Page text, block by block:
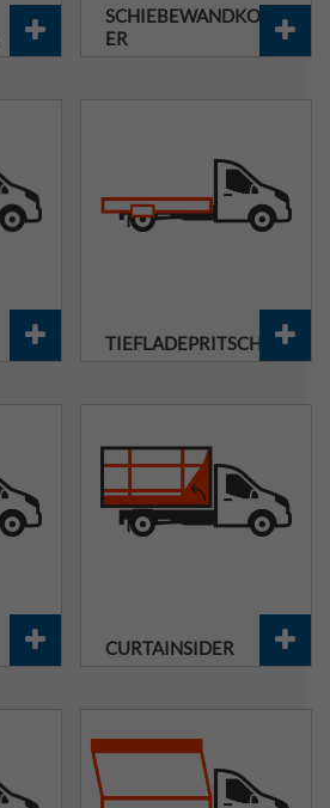
SCHIEBEWANDKOFF
ER
TIEFLADEPRITSCHEN
CURTAINSIDER